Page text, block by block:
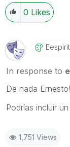
0 Likes
In response to
De nada Ernesto!
Podrías incluir
1,751 Views